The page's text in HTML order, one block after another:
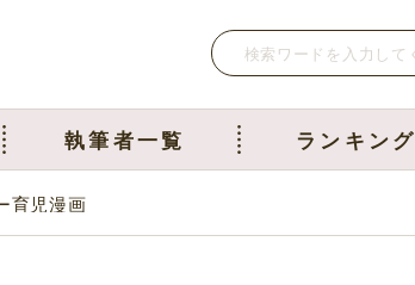
執筆者一覧 ランキング
育児漫画